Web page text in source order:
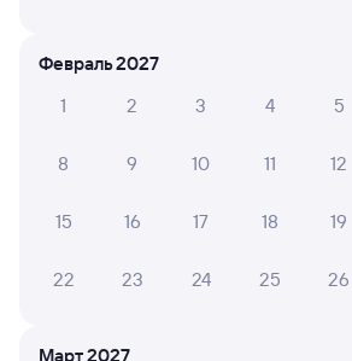
13 ⁠542 ⁠₽ 11 ⁠700 ⁠₽
по этому направлению
Мы отображаем актуальные
отрицательные мнения
Февраль 2027
1
2 3 4 5
8 9 10 11 12
15 16 17 18 19
22 23 24 25 26
Март 2027